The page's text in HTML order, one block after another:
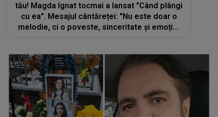
tău! Magda Ignat tocmai a lansat "Când plângi
cu ea". Mesajul cântăreței: "Nu este doar o
melodie, ci o poveste, sinceritate și emoție.